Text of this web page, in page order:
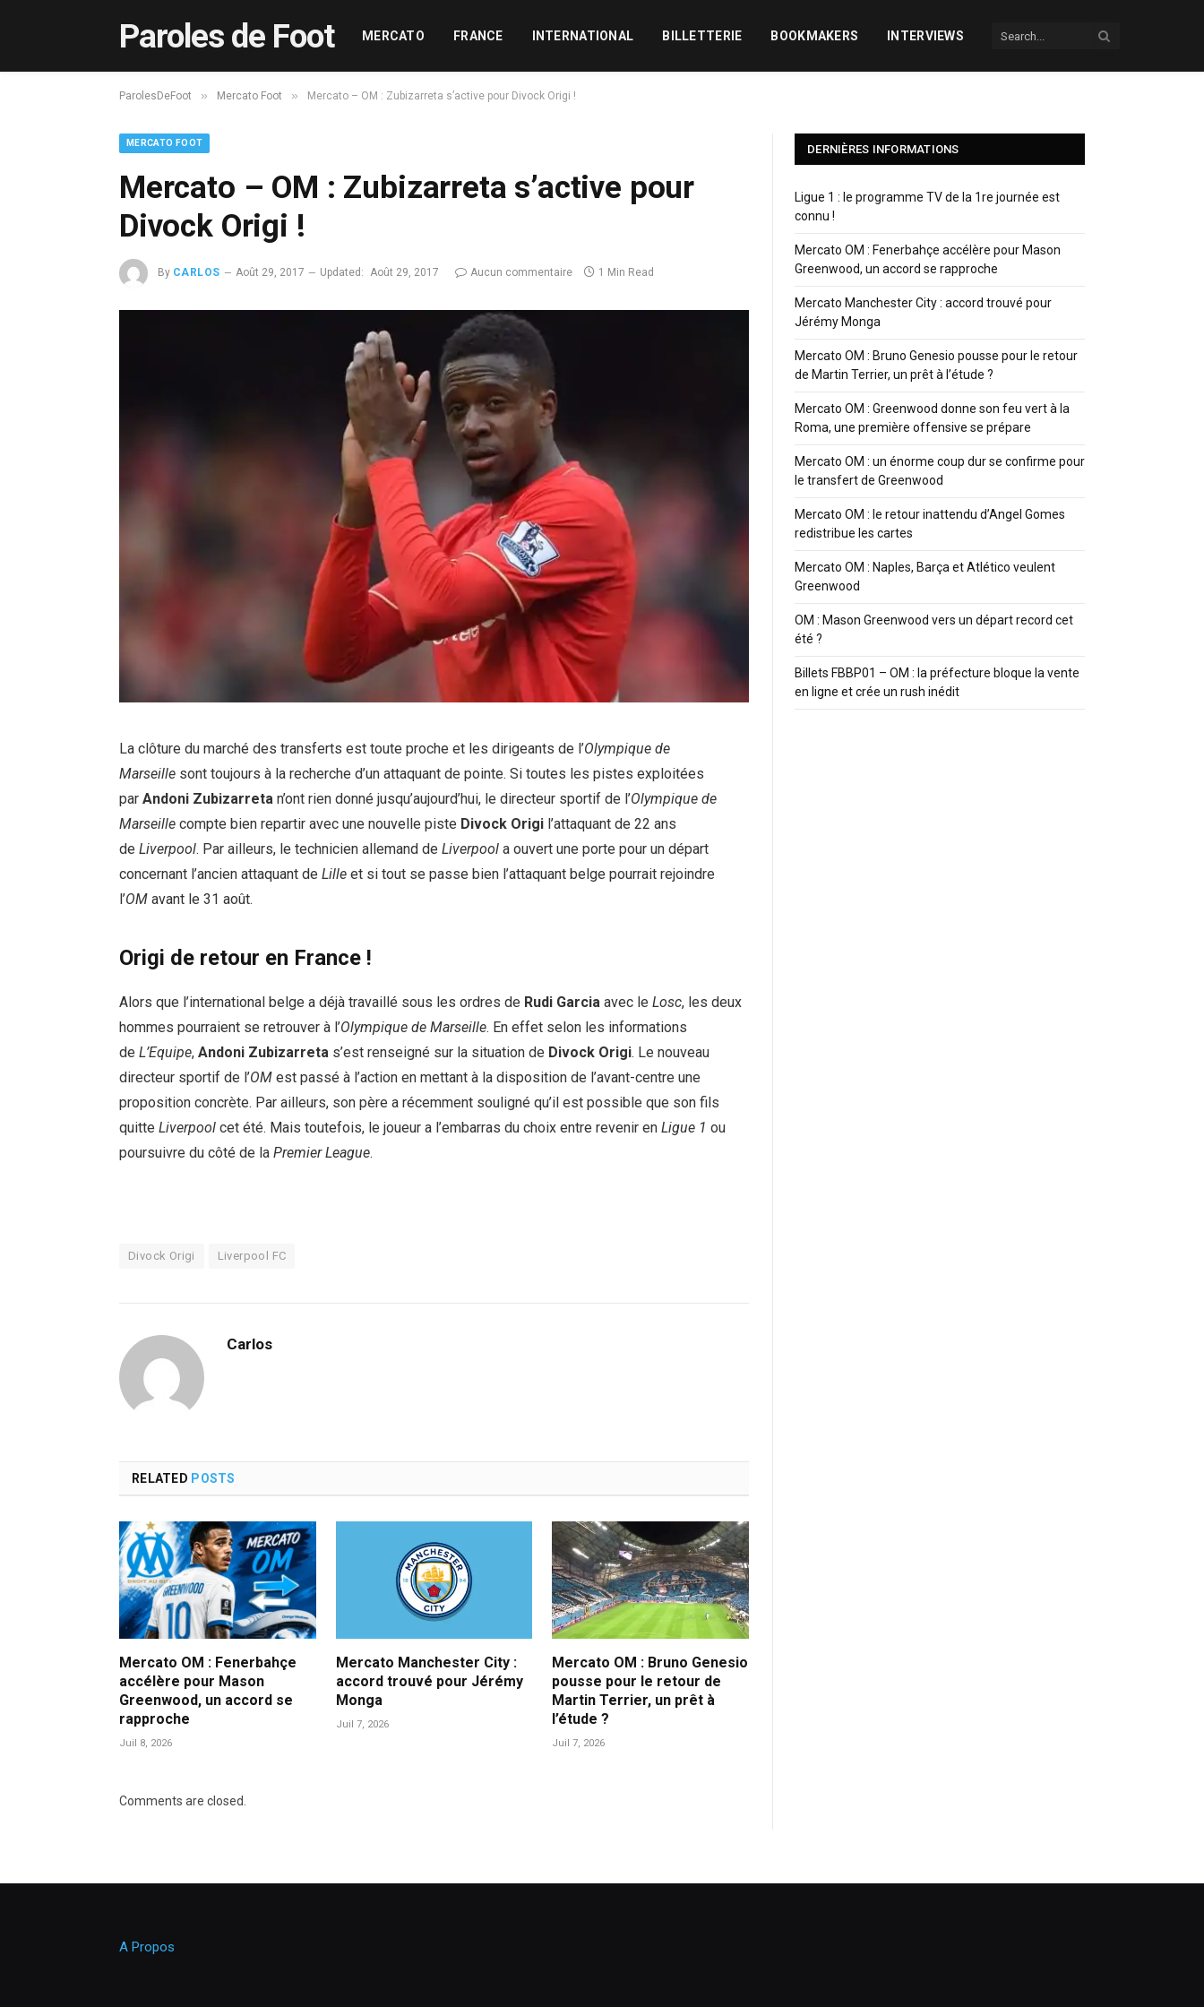
Paroles de Foot MERCATO FRANCE INTERNATIONAL BILLETTERIE BOOKMAKERS INTERVIEWS
ParolesDeFoot » Mercato Foot » Mercato – OM : Zubizarreta s’active pour Divock Origi !
MERCATO FOOT
Mercato – OM : Zubizarreta s’active pour
Divock Origi !
By CARLOS Août 29, 2017 Updated: Août 29, 2017 Aucun commentaire 1 Min Read
La clôture du marché des transferts est toute proche et les dirigeants de l’Olympique de
Marseille sont toujours à la recherche d’un attaquant de pointe. Si toutes les pistes exploitées
par Andoni Zubizarreta n’ont rien donné jusqu’aujourd’hui, le directeur sportif de l’Olympique de
Marseille compte bien repartir avec une nouvelle piste Divock Origi l’attaquant de 22 ans
de Liverpool. Par ailleurs, le technicien allemand de Liverpool a ouvert une porte pour un départ
concernant l’ancien attaquant de Lille et si tout se passe bien l’attaquant belge pourrait rejoindre
l’OM avant le 31 août.
Origi de retour en France !
Alors que l’international belge a déjà travaillé sous les ordres de Rudi Garcia avec le Losc, les deux
hommes pourraient se retrouver à l’Olympique de Marseille. En effet selon les informations
de L’Equipe, Andoni Zubizarreta s’est renseigné sur la situation de Divock Origi. Le nouveau
directeur sportif de l’OM est passé à l’action en mettant à la disposition de l’avant-centre une
proposition concrète. Par ailleurs, son père a récemment souligné qu’il est possible que son fils
quitte Liverpool cet été. Mais toutefois, le joueur a l’embarras du choix entre revenir en Ligue 1 ou
poursuivre du côté de la Premier League.
Divock Origi Liverpool FC
Carlos
RELATED POSTS
Mercato OM : Fenerbahçe
accélère pour Mason
Greenwood, un accord se
rapproche
Juil 8, 2026
Mercato Manchester City :
accord trouvé pour Jérémy
Monga
Juil 7, 2026
Mercato OM : Bruno Genesio
pousse pour le retour de
Martin Terrier, un prêt à
l’étude ?
Juil 7, 2026
Comments are closed.
DERNIÈRES INFORMATIONS
Ligue 1 : le programme TV de la 1re journée est
connu !
Mercato OM : Fenerbahçe accélère pour Mason
Greenwood, un accord se rapproche
Mercato Manchester City : accord trouvé pour
Jérémy Monga
Mercato OM : Bruno Genesio pousse pour le retour
de Martin Terrier, un prêt à l’étude ?
Mercato OM : Greenwood donne son feu vert à la
Roma, une première offensive se prépare
Mercato OM : un énorme coup dur se confirme pour
le transfert de Greenwood
Mercato OM : le retour inattendu d’Angel Gomes
redistribue les cartes
Mercato OM : Naples, Barça et Atlético veulent
Greenwood
OM : Mason Greenwood vers un départ record cet
été ?
Billets FBBP01 – OM : la préfecture bloque la vente
en ligne et crée un rush inédit
A Propos